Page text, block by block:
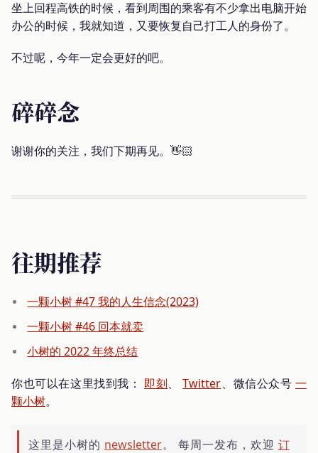
坐上回程高铁的时候，看到周围的乘客有不少拿出电脑开始
办公的时候，我就知道，又要恢复自己打工人的身份了。
不过呢，今年一定会更好的吧。
碎碎念
谢谢你的关注，我们下期再见。👋🏻
往期推荐
一颗小树 #47 我的人生信念(2023)
一颗小树 #46 回本就卖
小树的 2022 年终总结
你也可以在这里找到我： 即刻、Twitter、微信公众号一
颗小树。
这里是小树的 newsletter。 每周一发布，欢迎 订